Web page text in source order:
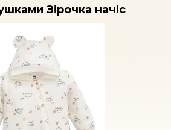
Зірочка начіс